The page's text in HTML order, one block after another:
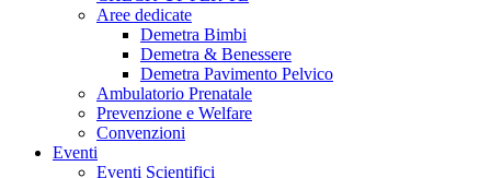
Aree dedicate
Demetra Bimbi
Demetra & Benessere
Demetra Pavimento Pelvico
Ambulatorio Prenatale
Prevenzione e Welfare
Convenzioni
Eventi
Eventi Scientifici